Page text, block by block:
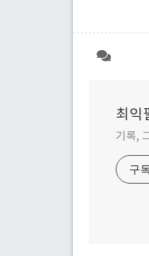
최익
기록,
구